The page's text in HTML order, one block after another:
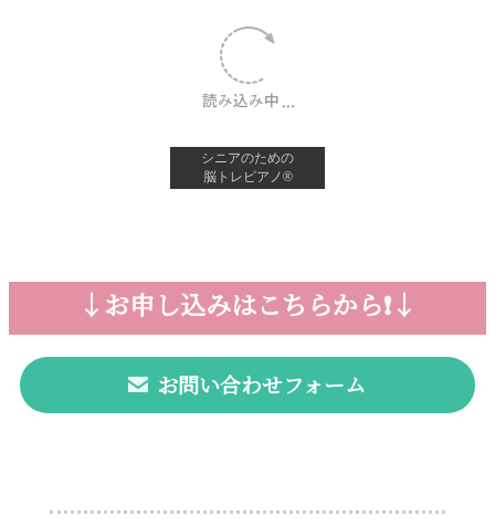
シニアのための
脳トレピアノ®︎
↓お申し込みはこちらから❗️↓
お問い合わせフォーム